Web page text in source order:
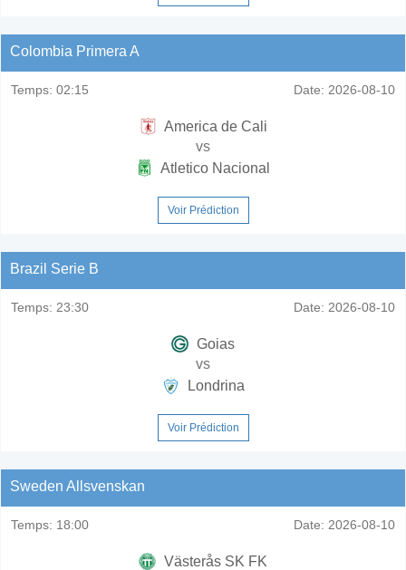
Colombia Primera A
Temps: 02:15 Date: 2026-08-10
America de Cali
vs
Atletico Nacional
Voir Prédiction
Brazil Serie B
Temps: 23:30 Date: 2026-08-10
Goias
vs
Londrina
Voir Prédiction
Sweden Allsvenskan
Temps: 18:00 Date: 2026-08-10
Västerås SK FK